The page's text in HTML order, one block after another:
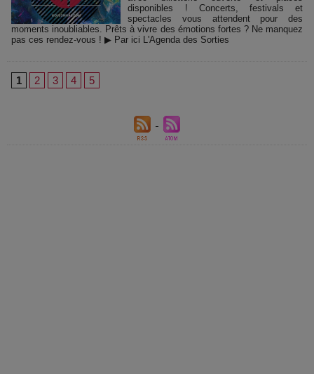
disponibles ! Concerts, festivals et
spectacles vous attendent pour des
moments inoubliables. Prêts à vivre des émotions fortes ? Ne manquez
pas ces rendez-vous ! ▶ Par ici L'Agenda des Sorties
1 2 3 4 5